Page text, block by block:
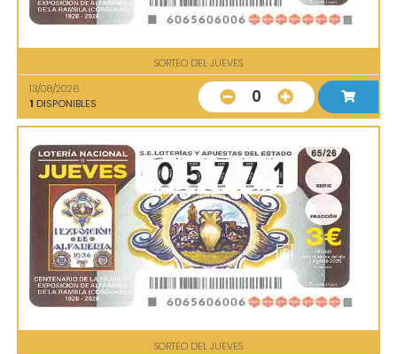
SORTEO DEL JUEVES
13/08/2026
1 DISPONIBLES 0
SORTEO DEL JUEVES